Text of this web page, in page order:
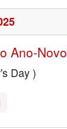
Ano-Novo
Day )